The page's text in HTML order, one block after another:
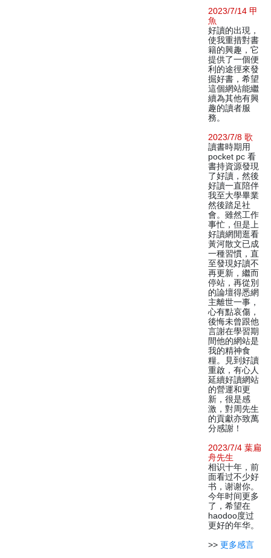
2023/7/14 甲
魚
好讀的出現，
使我重措對書
籍的興趣，它
提供了一個便
利的途徑來發
掘好書，希望
這個網站能繼
續為其他有興
趣的讀者服
務。
2023/7/8 歌
讀書時期用
pocket pc 看
書持資源發現
了好讀，然後
好讀一直陪伴
我至大學畢業
然後踏足社
會。雖然工作
事忙，但是上
好讀網閒逛看
黃河散文已成
一種習慣，直
至發現好讀不
再更新，繼而
停站，再從別
的論壇得悉網
主離世一事，
心有點哀傷，
後悔未曾跟他
言謝在學習期
間他的網站是
我的精神食
糧。見到好讀
重啟，有心人
延續好讀網站
的營運和更
新，很是感
激，對周先生
的貢獻亦致萬
分感謝！
2023/7/4 葉扁
舟先生
相识十年，前
面看过不少好
书，谢谢你。
今年时间更多
了，希望在
haodoo度过
更好的年华。
>> 更多感言